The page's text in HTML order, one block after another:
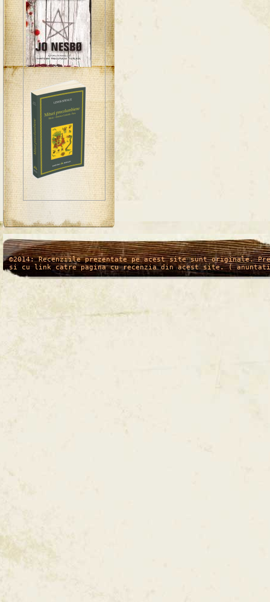
/* */
©2014: Recenziile prezentate pe acest site sunt originale.
si cu link catre pagina cu recenzia din acest site. (